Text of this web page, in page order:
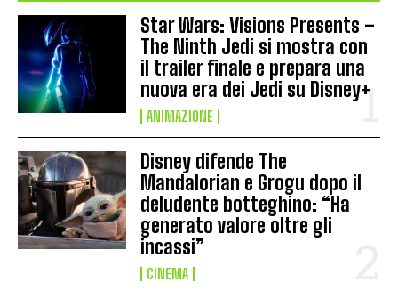
Star Wars: Visions Presents –
The Ninth Jedi si mostra con
il trailer finale e prepara una
nuova era dei Jedi su Disney+
ANIMAZIONE
Disney difende The
Mandalorian e Grogu dopo il
deludente botteghino: “Ha
generato valore oltre gli
incassi”
CINEMA